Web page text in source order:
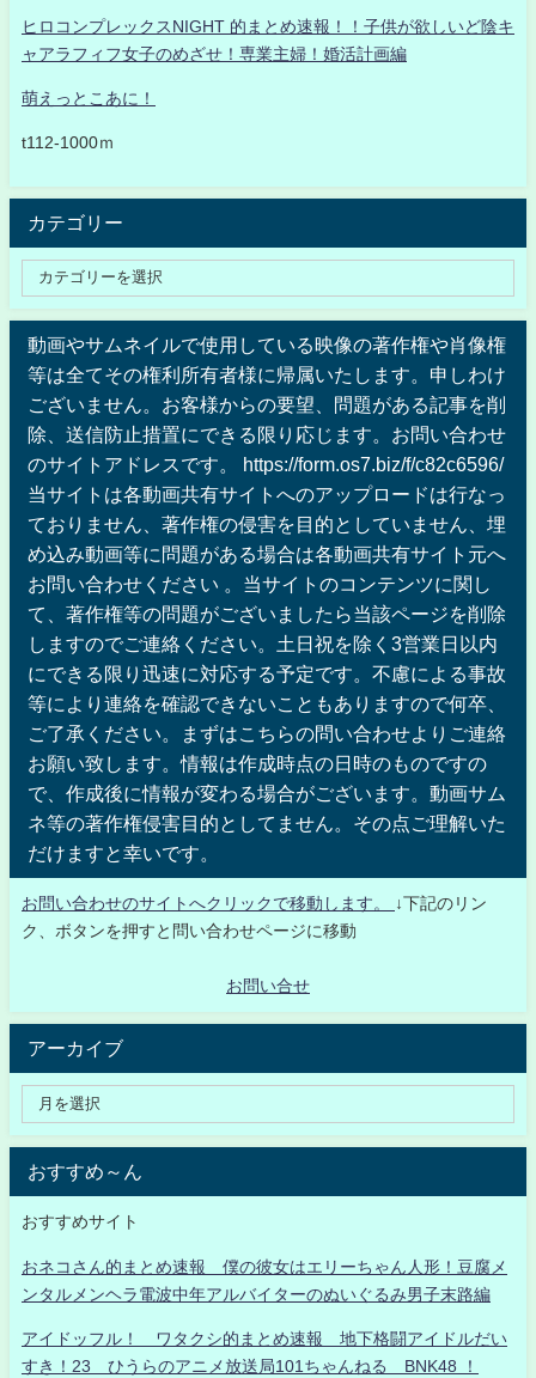
ヒロコンプレックスNIGHT 的まとめ速報！！子供が欲しいど陰キ
ャアラフィフ女子のめざせ！専業主婦！婚活計画編
萌えっとこあに！
t112-1000ｍ
カテゴリー
動画やサムネイルで使用している映像の著作権や肖像権
等は全てその権利所有者様に帰属いたします。申しわけ
ございません。お客様からの要望、問題がある記事を削
除、送信防止措置にできる限り応じます。お問い合わせ
のサイトアドレスです。 https://form.os7.biz/f/c82c6596/
当サイトは各動画共有サイトへのアップロードは行なっ
ておりません、著作権の侵害を目的としていません、埋
め込み動画等に問題がある場合は各動画共有サイト元へ
お問い合わせください 。当サイトのコンテンツに関し
て、著作権等の問題がございましたら当該ページを削除
しますのでご連絡ください。土日祝を除く3営業日以内
にできる限り迅速に対応する予定です。不慮による事故
等により連絡を確認できないこともありますので何卒、
ご了承ください。まずはこちらの問い合わせよりご連絡
お願い致します。情報は作成時点の日時のものですの
で、作成後に情報が変わる場合がございます。動画サム
ネ等の著作権侵害目的としてません。その点ご理解いた
だけますと幸いです。
お問い合わせのサイトへクリックで移動します。
↓下記のリン
ク、ボタンを押すと問い合わせページに移動
お問い合せ
アーカイブ
おすすめ～ん
おすすめサイト
おネコさん的まとめ速報 僕の彼女はエリーちゃん人形！豆腐メ
ンタルメンヘラ電波中年アルバイターのぬいぐるみ男子末路編
アイドッフル！ ワタクシ的まとめ速報 地下格闘アイドルだい
すき！23 ひうらのアニメ放送局101ちゃんねる BNK48 ！